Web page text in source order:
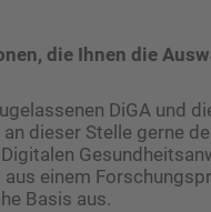
die Ihnen die
DiGA und
dieser Stelle gerne
einem
Basis aus.